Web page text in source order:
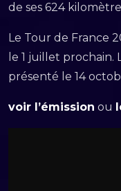
de ses 624
Le Tour de France
le 1 juillet prochain.
présenté le 14
voir l’émission ou